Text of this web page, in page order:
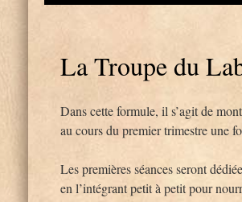
La Troupe du
Dans cette formule, il s’agit de
au cours du premier trimestre une
Les premières séances seront
en l’intégrant petit à petit pour